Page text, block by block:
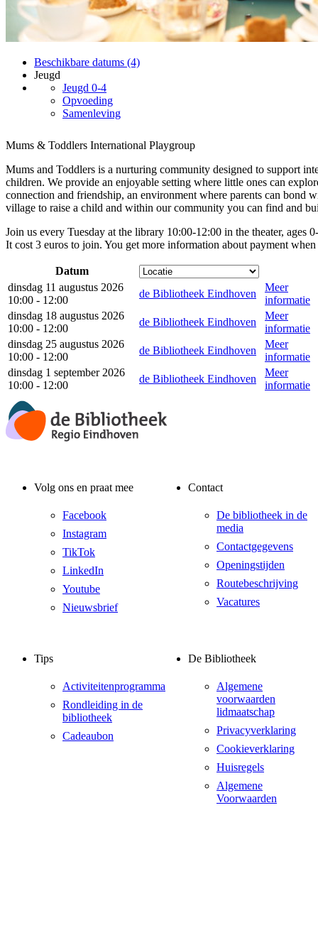
Beschikbare datums (4)
Jeugd
Jeugd 0-4
Opvoeding
Samenleving
Mums & Toddlers International Playgroup
Mums and Toddlers is a nurturing community designed to support
children. We provide an enjoyable setting where little ones can
connection and friendship, an environment where parents can bond
village to raise a child and within our community you can find and
Join us every Tuesday at the library 10:00-12:00 in the theater, ages
It cost 3 euros to join. You get more information about payment
Datum
dinsdag 11 augustus 2026
10:00 - 12:00
de Bibliotheek Eindhoven
Meer
informatie
dinsdag 18 augustus 2026
10:00 - 12:00
de Bibliotheek Eindhoven
Meer
informatie
dinsdag 25 augustus 2026
10:00 - 12:00
de Bibliotheek Eindhoven
Meer
informatie
dinsdag 1 september 2026
10:00 - 12:00
de Bibliotheek Eindhoven
Meer
informatie
Volg ons en praat mee
Facebook
Instagram
TikTok
LinkedIn
Youtube
Nieuwsbrief
Contact
De bibliotheek in de
media
Contactgegevens
Openingstijden
Routebeschrijving
Vacatures
Tips
Activiteitenprogramma
Rondleiding in de
bibliotheek
Cadeaubon
De Bibliotheek
Algemene
voorwaarden
lidmaatschap
Privacyverklaring
Cookieverklaring
Huisregels
Algemene
Voorwaarden